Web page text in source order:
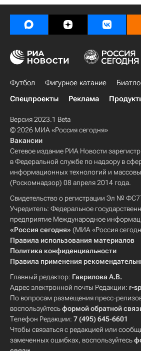
Футбол Фигурное катание
Спецпроекты
Реклама
Версия 2023.1 Beta
© 2026 МИА «Россия сегодня»
Вакансии
Сетевое издание РИА Новости
в Федеральной службе по надзору в
информационных технологий и
(Роскомнадзор) 08 апреля 2014 года.
Свидетельство о регистрации Эл №
Учредитель: Федеральное
предприятие Международное
«Россия сегодня» (МИА «Россия
Правила использования материалов
Политика конфиденциальности
Правила применения
Главный редактор: Гаврилова А.В.
Адрес электронной почты Редакции: r-
По вопросам размещения пресс-
воспользуйтесьформой обратной
Телефон Редакции: 7 (495) 645-6601
Чтобы связаться с редакцией или
замеченных ошибках, воспользуйтесь